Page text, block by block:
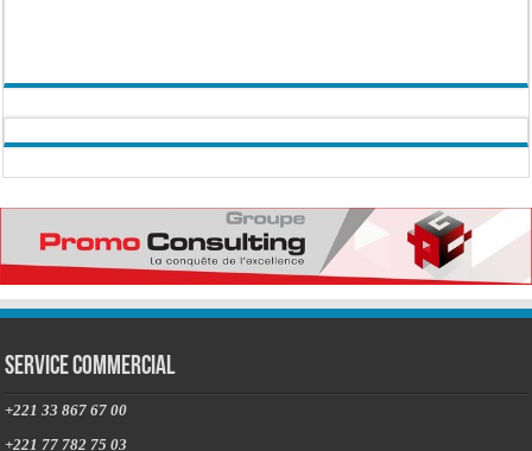
Service commercial
+221 33 867 67 00
+221 77 782 75 03